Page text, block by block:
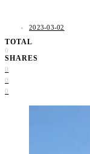
2023-03-02
TOTAL
0
SHARES
0
0
0